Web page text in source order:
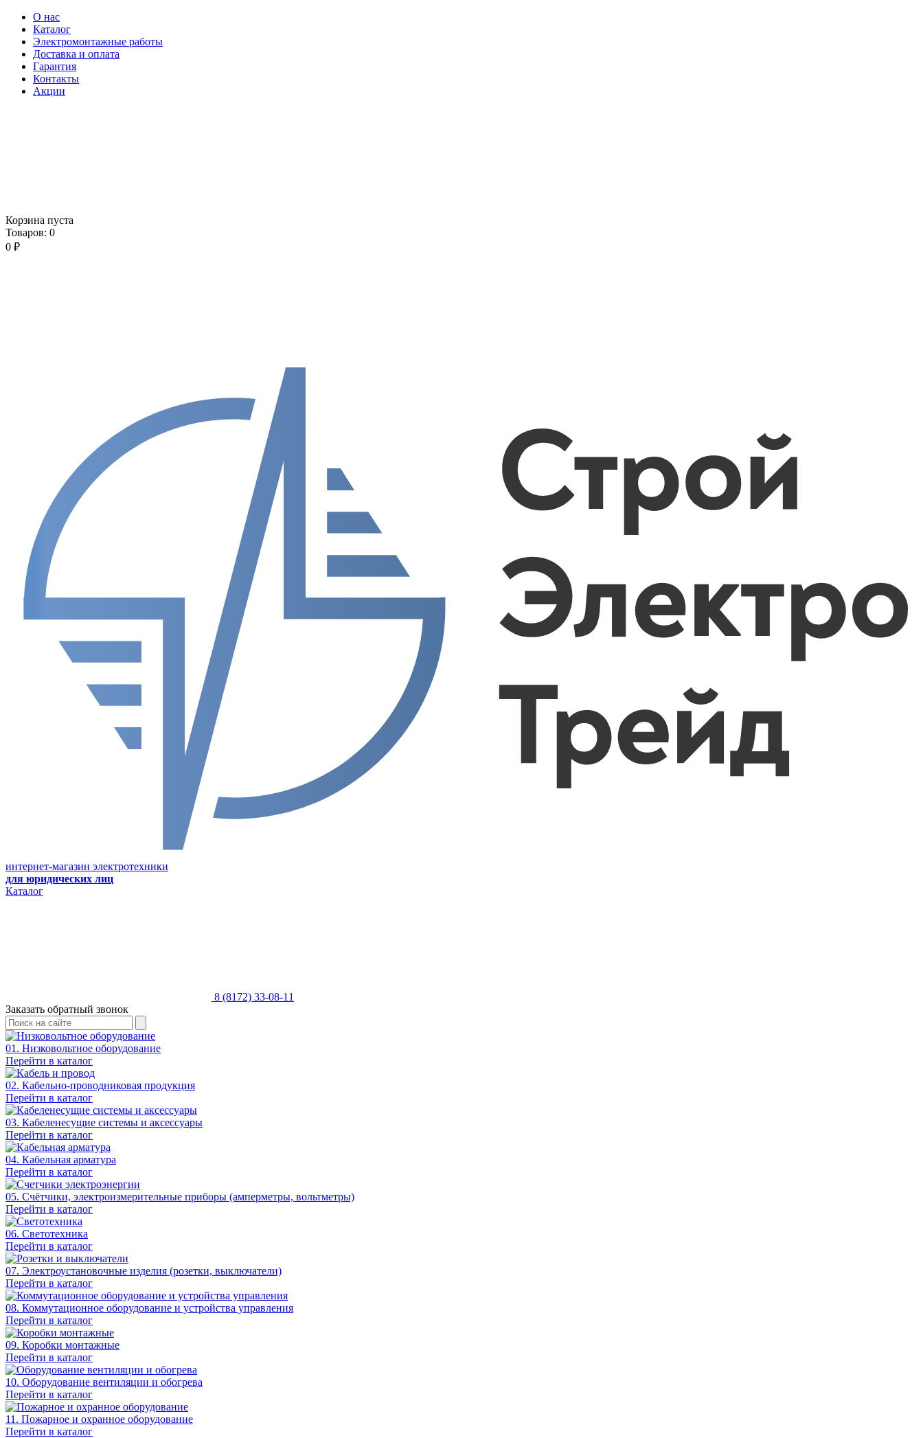
О нас
Каталог
Электромонтажные работы
Доставка и оплата
Гарантия
Контакты
Акции
Корзина пуста
Товаров: 0
0 ₽
интернет-магазин электротехники
для юридических лиц
Каталог
8 (8172) 33-08-11
Заказать обратный звонок
01. Низковольтное оборудование
Перейти в каталог
02. Кабельно-проводниковая продукция
Перейти в каталог
03. Кабеленесущие системы и аксессуары
Перейти в каталог
04. Кабельная арматура
Перейти в каталог
05. Счётчики, электроизмерительные приборы (амперметры, вольтметры)
Перейти в каталог
06. Светотехника
Перейти в каталог
07. Электроустановочные изделия (розетки, выключатели)
Перейти в каталог
08. Коммутационное оборудование и устройства управления
Перейти в каталог
09. Коробки монтажные
Перейти в каталог
10. Оборудование вентиляции и обогрева
Перейти в каталог
11. Пожарное и охранное оборудование
Перейти в каталог